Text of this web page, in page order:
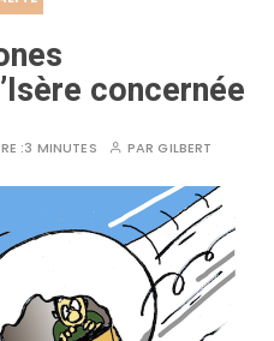
concernée
:3 MINUTES PARGILBERT